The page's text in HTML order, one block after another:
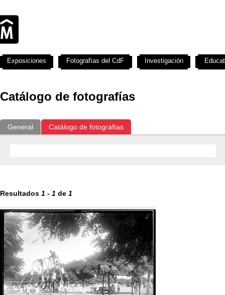
Catálogo de fotografías
General Catálogo de fotografías
Resultados 1 - 1 de 1
Exposiciones Fotografías del CdF Investigación